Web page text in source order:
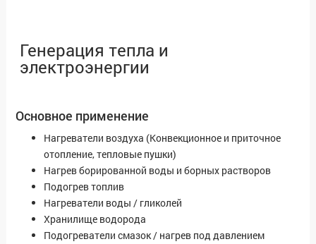
Генерация тепла и
электроэнергии
Основное применение
Нагреватели воздуха (Конвекционное и приточное
отопление, тепловые пушки)
Нагрев борированной воды и борных растворов
Подогрев топлив
Нагреватели воды / гликолей
Хранилище водорода
Подогреватели смазок / нагрев под давлением